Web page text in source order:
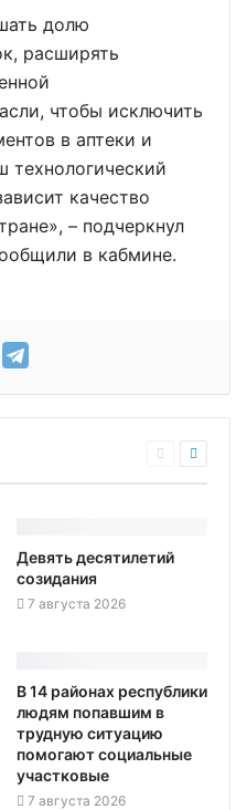
долю
расширять
чтобы исключить
в аптеки и
технологический
качество
– подчеркнул
в кабмине.
Девять десятилетий
созидания
7 августа 2026
В 14 районах республики
людям попавшим в
трудную ситуацию
помогают социальные
участковые
7 августа 2026